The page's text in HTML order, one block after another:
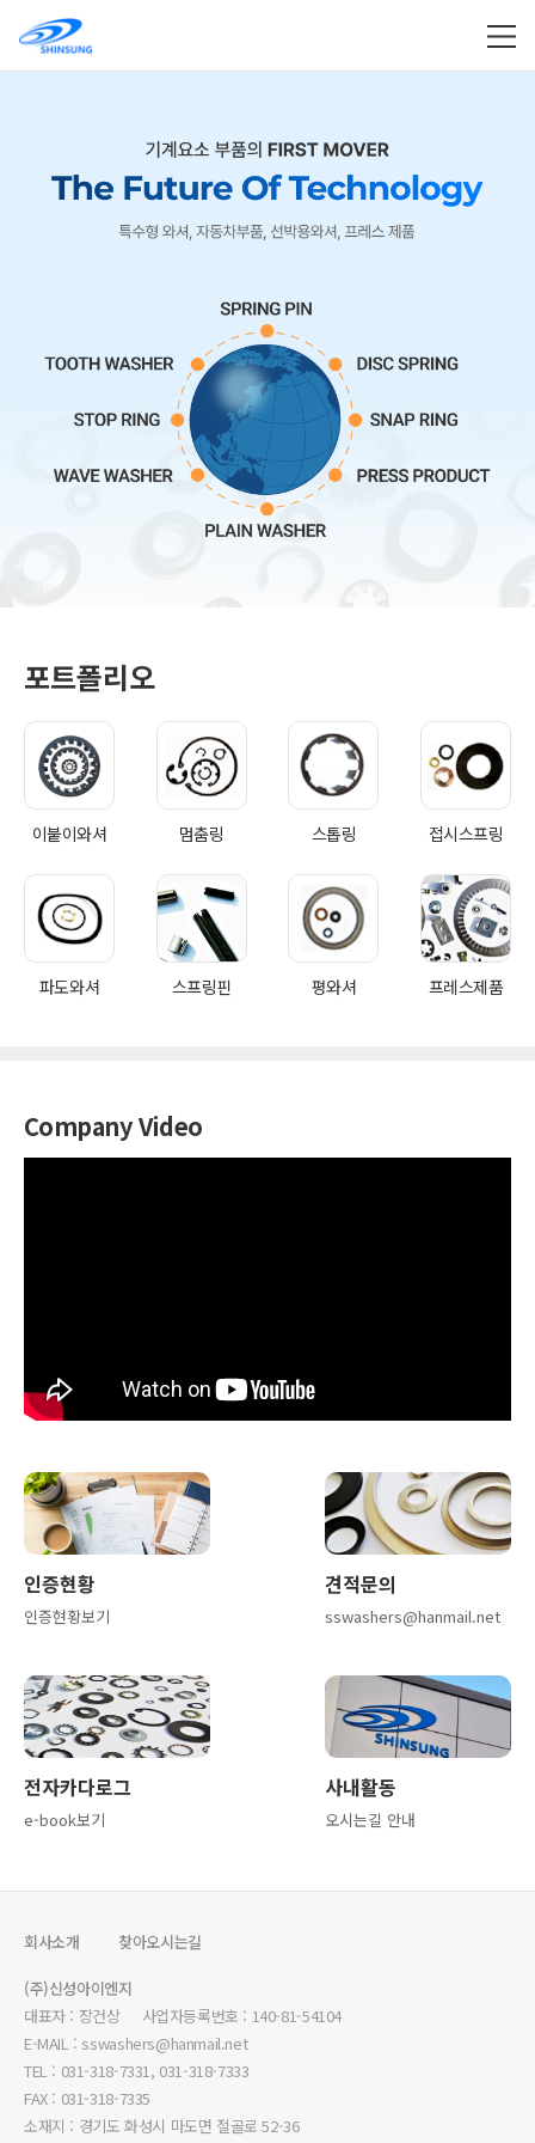
포트폴리오
이붙이와셔 멈춤링 스톱링 접시스프링
파도와셔 스프링핀 평와셔 프레스제품
Company Video
인증현황
인증현황보기
견적문의
sswashers@hanmail.net
전자카다로그
e-book보기
사내활동
오시는길 안내
회사소개 찾아오시는길
(주)신성아이엔지
대표자 : 장건상 사업자등록번호 : 140-81-54104
E-MAIL : sswashers@hanmail.net
TEL : 031-318-7331, 031-318-7333
FAX : 031-318-7335
소재지 : 경기도 화성시 마도면 절골로 52-36